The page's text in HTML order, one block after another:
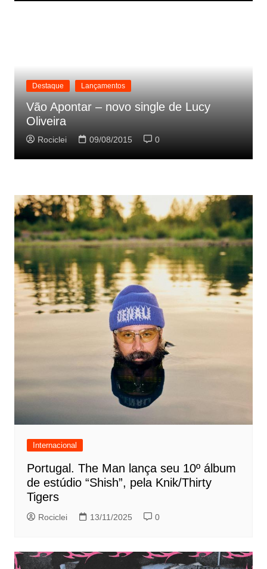
Destaque Lançamentos
Vão Apontar – novo single de Lucy
Oliveira
Rociclei 09/08/2015 0
Internacional
Portugal. The Man lança seu 10º álbum
de estúdio “Shish”, pela Knik/Thirty
Tigers
Rociclei 13/11/2025 0